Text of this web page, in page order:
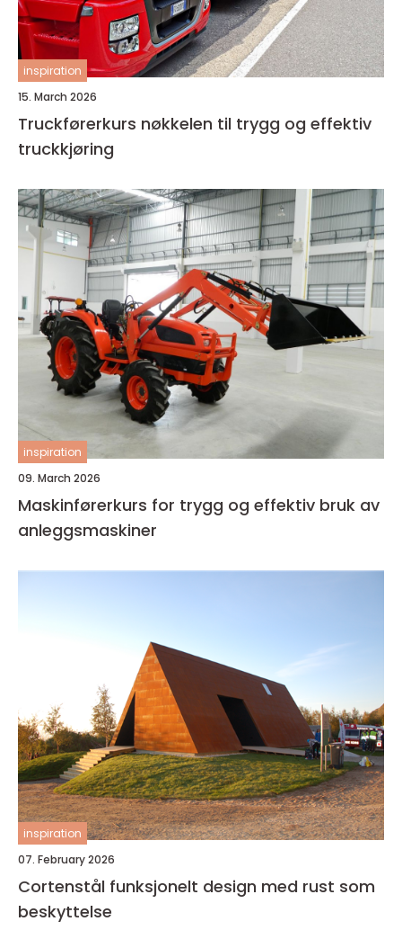
inspiration
15. March 2026
Truckførerkurs nøkkelen til trygg og effektiv
truckkjøring
inspiration
09. March 2026
Maskinførerkurs for trygg og effektiv bruk av
anleggsmaskiner
inspiration
07. February 2026
Cortenstål funksjonelt design med rust som
beskyttelse